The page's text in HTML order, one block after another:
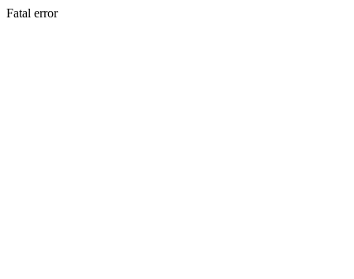
Fatal error